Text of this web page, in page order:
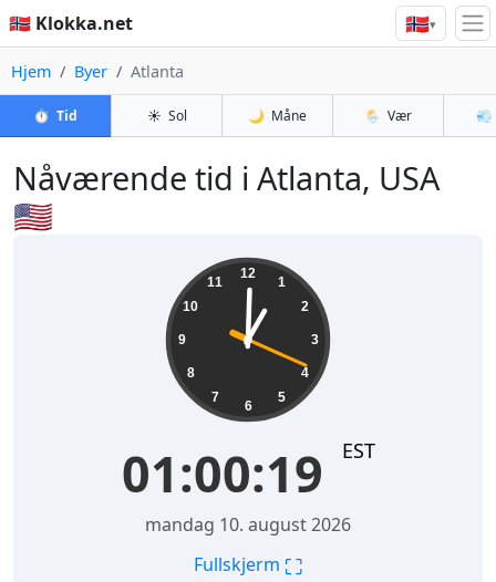
🇳🇴 Klokka.net 🇳🇴▾
Hjem Byer Atlanta
⏱️ Tid ☀️ Sol 🌙 Måne 🌦️ Vær 💨
Nåværende tid i Atlanta, USA
🇺🇸
12
1
2
3
4
5
6
7
8
9
10
11
01:00:19 EST
mandag 10. august 2026
Fullskjerm ⛶